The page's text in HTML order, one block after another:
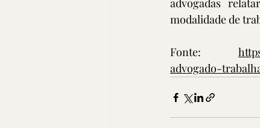
advogadas
modalidade de
Fonte:
advogado-